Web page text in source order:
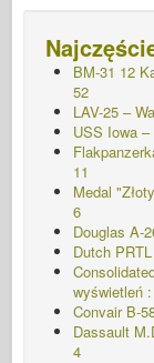
BM-31 12
52
LAV-25 –
USS Iowa
11
Medal
6
Douglas A-
Dutch
wyświetleń
Convair B-
Dassault
4